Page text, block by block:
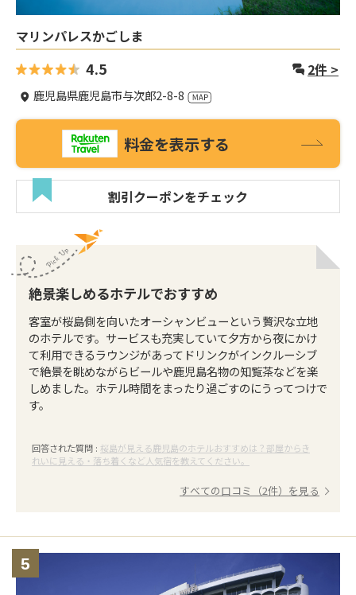
マリンパレスかごしま
4.5 2件 >
鹿児島県鹿児島市与次郎2-8-8
料金を表示する
割引クーポンをチェック
絶景楽しめるホテルでおすすめ
客室が桜島側を向いたオーシャンビューという贅沢な立地
のホテルです。サービスも充実していて夕方から夜にかけ
て利用できるラウンジがあってドリンクがインクルーシブ
で絶景を眺めながらビールや鹿児島名物の知覧茶などを楽
しめました。ホテル時間をまったり過ごすのにうってつけで
す。
回答された質問 : 桜島が見える鹿児島のホテルおすすめは？部屋からき
れいに見える・落ち着くなど人気宿を教えてください。
すべての口コミ（2件）を見る
5